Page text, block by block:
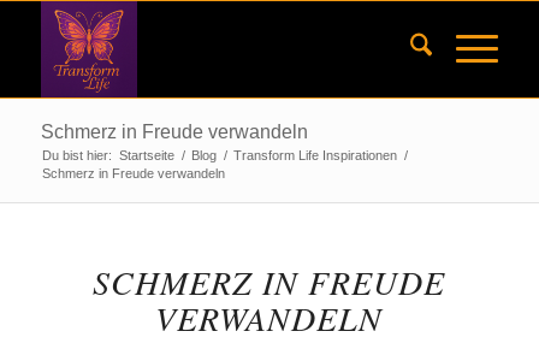
Schmerz in Freude verwandeln
Du bist hier: Startseite / Blog / Transform Life Inspirationen /
Schmerz in Freude verwandeln
SCHMERZ IN FREUDE
VERWANDELN